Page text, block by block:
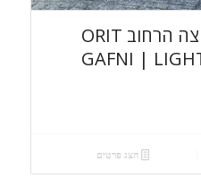
אורית גפני | האור בקצה הרחוב ORIT
GAFNI |
הצג פרטים